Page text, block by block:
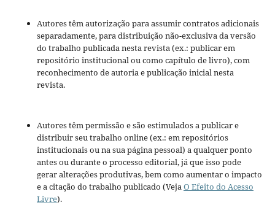
Autores têm autorização para assumir contratos adicionais
separadamente, para distribuição não-exclusiva da versão
do trabalho publicada nesta revista (ex.: publicar em
repositório institucional ou como capítulo de livro), com
reconhecimento de autoria e publicação inicial nesta
revista.
Autores têm permissão e são estimulados a publicar e
distribuir seu trabalho online (ex.: em repositórios
institucionais ou na sua página pessoal) a qualquer ponto
antes ou durante o processo editorial, já que isso pode
gerar alterações produtivas, bem como aumentar o impacto
e a citação do trabalho publicado (VejaO Efeito do Acesso
Livre).